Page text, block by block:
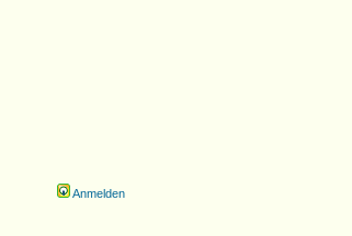
Anmelden